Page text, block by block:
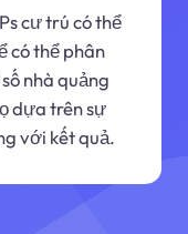
cư trú có thể
có thể phân
nhà quảng
dựa trên sự
với kết quả.